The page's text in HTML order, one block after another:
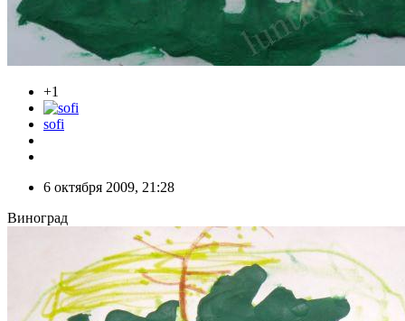
+1
sofi
6 октября 2009, 21:28
Виноград